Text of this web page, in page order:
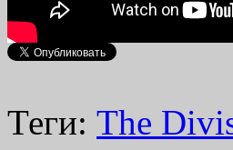
Теги: The